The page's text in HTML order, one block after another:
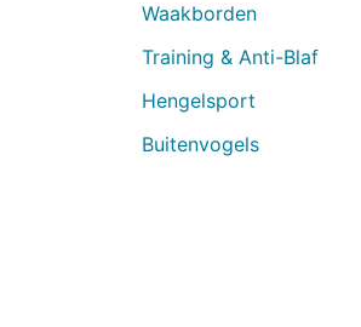
Waakborden
Training & Anti-Blaf
Hengelsport
Buitenvogels